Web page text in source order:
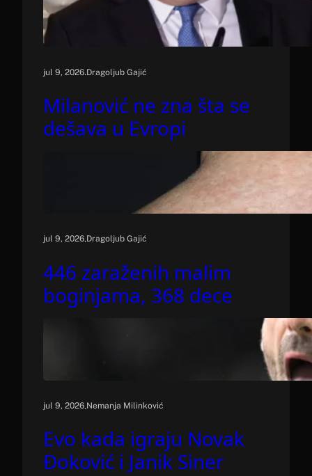
jul 9, 2026.Dragoljub Gajić
Milanović ne zna šta se
dešava u Evropi
jul 9, 2026.Dragoljub Gajić
446 zaraženih malim
boginjama, 368 dece
jul 9, 2026.Nemanja Milinković
Evo kada igraju Novak
Đoković i Janik Siner